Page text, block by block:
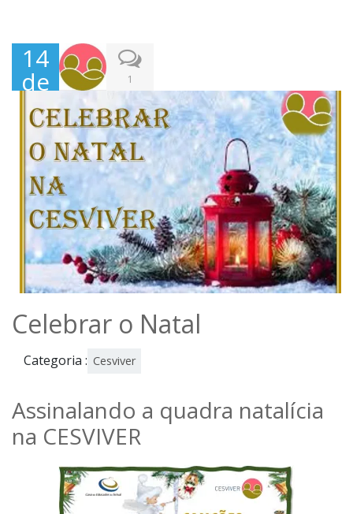
14
de
Dez
em
bro
,
202
1
1
Celebrar o Natal
Categoria : Cesviver
Assinalando a quadra natalícia
na CESVIVER